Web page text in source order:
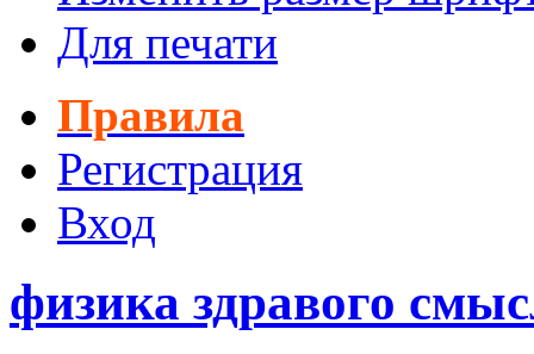
Для печати
Правила
Регистрация
Вход
физика здравого